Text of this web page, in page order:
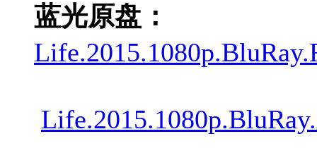
蓝光原盘：